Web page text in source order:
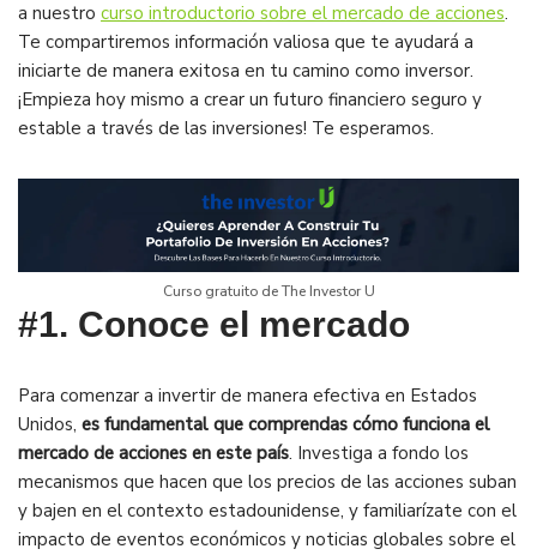
a nuestro curso introductorio sobre el mercado de acciones.
Te compartiremos información valiosa que te ayudará a
iniciarte de manera exitosa en tu camino como inversor.
¡Empieza hoy mismo a crear un futuro financiero seguro y
estable a través de las inversiones! Te esperamos.
Curso gratuito de The Investor U
#1. Conoce el mercado
Para comenzar a invertir de manera efectiva en Estados
Unidos, es fundamental que comprendas cómo funciona el
mercado de acciones en este país. Investiga a fondo los
mecanismos que hacen que los precios de las acciones suban
y bajen en el contexto estadounidense, y familiarízate con el
impacto de eventos económicos y noticias globales sobre el